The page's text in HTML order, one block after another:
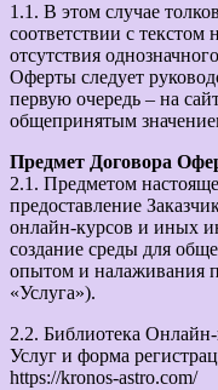
1.1. В этом случае
соответствии с
отсутствия
Оферты следует
первую очередь – на
общепринятым
Предмет Договора
2.1. Предметом
предоставление
онлайн-курсов и иных
создание среды для
опытом и налаживания
«Услуга»).
2.2. Библиотека Онлайн-
Услуг и форма
https://kronos-astro.com/